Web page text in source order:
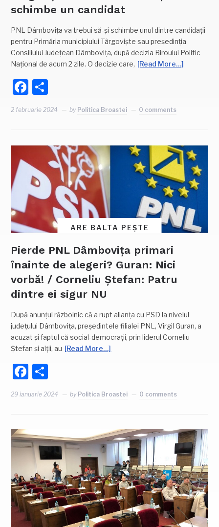
schimbe un candidat
PNL Dâmbovița va trebui să-și schimbe unul dintre candidații
pentru Primăria municipiului Târgoviște sau președinția
Consiliului Județean Dâmbovița, după decizia Biroului Politic
Național de acum 2 zile. O decizie care, [Read More…]
Facebook
2 februarie 2024 by Politica Broastei 0 comments
ARE BALTA PEȘTE
Pierde PNL Dâmbovița primari
înainte de alegeri? Guran: Nici
vorbă! / Corneliu Ștefan: Patru
dintre ei sigur NU
După anunțul războinic că a rupt alianța cu PSD la nivelul
județului Dâmbovița, președintele filialei PNL, Virgil Guran, a
acuzat și faptul că social-democrații, prin liderul Corneliu
Ștefan și alții, au [Read More…]
Facebook
29 ianuarie 2024 by Politica Broastei 0 comments